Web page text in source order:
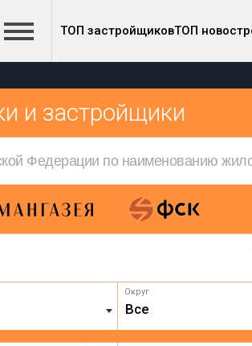
ТОП застройщиковТОП
и застройщики
Округ
Все